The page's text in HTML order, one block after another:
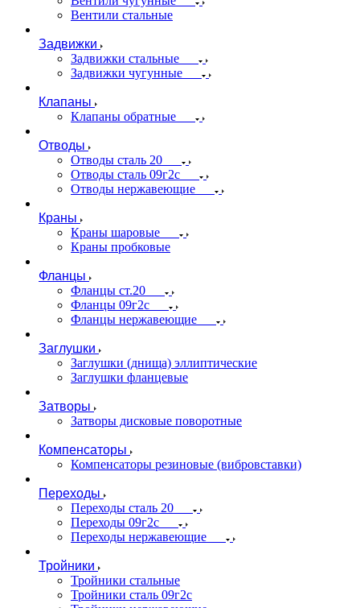
Вентили стальные
Задвижки
Задвижки стальные
Задвижки чугунные
Клапаны
Клапаны обратные
Отводы
Отводы сталь 20
Отводы сталь 09г2с
Отводы нержавеющие
Краны
Краны шаровые
Краны пробковые
Фланцы
Фланцы ст.20
Фланцы 09г2с
Фланцы нержавеющие
Заглушки
Заглушки (днища) эллиптические
Заглушки фланцевые
Затворы
Затворы дисковые поворотные
Компенсаторы
Компенсаторы резиновые (вибровставки)
Переходы
Переходы сталь 20
Переходы 09г2с
Переходы нержавеющие
Тройники
Тройники стальные
Тройники сталь 09г2с